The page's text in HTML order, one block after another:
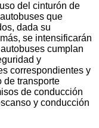
del cinturón de
que
dada su
se intensificarán
cumplan
y
correspondientes y
de transporte
de conducción
y conducción